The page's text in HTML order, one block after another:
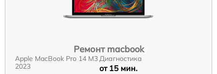
Ремонт macbook
Apple MacBook Pro 14 M3
2023
Диагностика
от 15 мин.